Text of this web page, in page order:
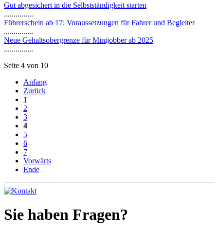
Gut abgesichert in die Selbstständigkeit starten
...............
Führerschein ab 17: Voraussetzungen für Fahrer und Begleiter
...............
Neue Gehaltsobergrenze für Minijobber ab 2025
...............
Seite 4 von 10
Anfang
Zurück
1
2
3
4
5
6
7
Vorwärts
Ende
Sie haben Fragen?